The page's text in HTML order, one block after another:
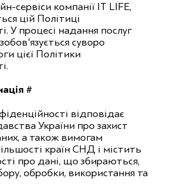
сервіси компанії IT LIFE,
цій Політиці
У процесі надання послуг
суворо
цієї Політики
#
відповідає
України про захист
а також вимогам
країн СНД і містить
про дані, що збираються,
обробки, використання та